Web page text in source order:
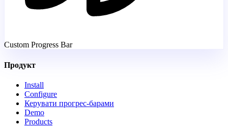
Custom Progress Bar
Продукт
Install
Configure
Керувати прогрес-барами
Demo
Products